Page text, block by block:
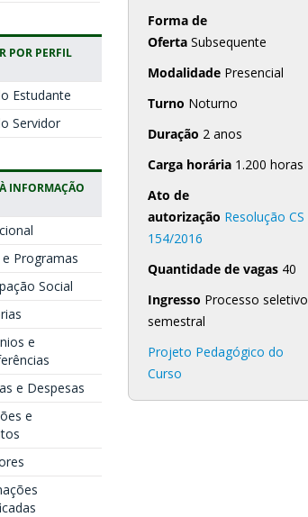
POR PERFIL
Estudante
Servidor
INFORMAÇÃO
Programas
Social
e
e Despesas
e
Forma de
Oferta Subsequente
Modalidade Presencial
Turno Noturno
Duração 2 anos
Carga horária 1.200 horas
Ato de
autorização Resolução CS
154/2016
Quantidade de vagas 40
Ingresso Processo seletivo
semestral
Projeto Pedagógico do
Curso